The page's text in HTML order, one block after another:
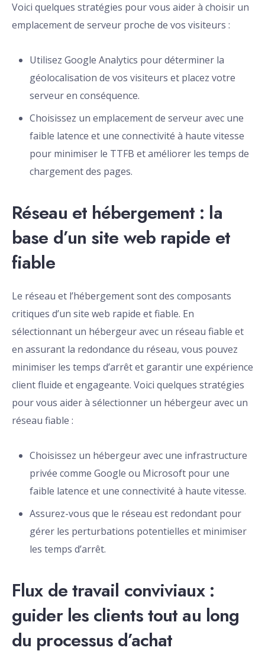
Voici quelques stratégies pour vous aider à choisir un
emplacement de serveur proche de vos visiteurs :
Utilisez Google Analytics pour déterminer la
géolocalisation de vos visiteurs et placez votre
serveur en conséquence.
Choisissez un emplacement de serveur avec une
faible latence et une connectivité à haute vitesse
pour minimiser le TTFB et améliorer les temps de
chargement des pages.
Réseau et hébergement : la
base d’un site web rapide et
fiable
Le réseau et l’hébergement sont des composants
critiques d’un site web rapide et fiable. En
sélectionnant un hébergeur avec un réseau fiable et
en assurant la redondance du réseau, vous pouvez
minimiser les temps d’arrêt et garantir une expérience
client fluide et engageante. Voici quelques stratégies
pour vous aider à sélectionner un hébergeur avec un
réseau fiable :
Choisissez un hébergeur avec une infrastructure
privée comme Google ou Microsoft pour une
faible latence et une connectivité à haute vitesse.
Assurez-vous que le réseau est redondant pour
gérer les perturbations potentielles et minimiser
les temps d’arrêt.
Flux de travail conviviaux :
guider les clients tout au long
du processus d’achat